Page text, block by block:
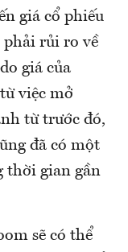
giá cổ phiếu
phải rủi ro về
giá của
việc mở
từ trước đó,
đã có một
thời gian gần
sẽ có thể